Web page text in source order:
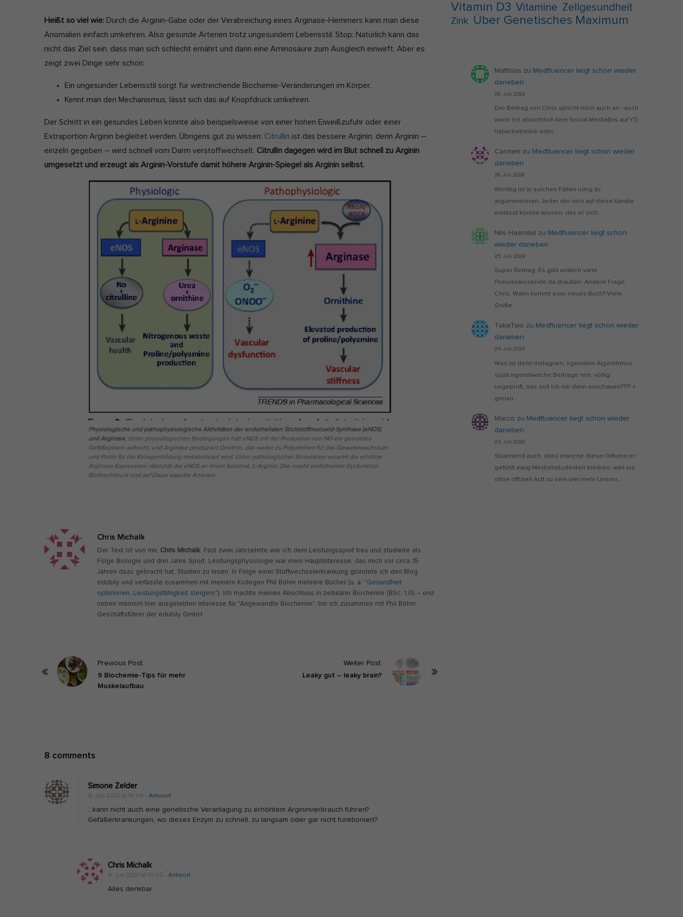
Heißt so viel wie: Durch die Arginin-Gabe oder der Verabreichung eines Arginase-Hemmers kann man diese
Anomalien einfach umkehren. Also gesunde Arterien trotz ungesundem Lebensstil. Stop: Natürlich kann das
nicht das Ziel sein, dass man sich schlecht ernährt und dann eine Aminosäure zum Ausgleich einwirft. Aber es
zeigt zwei Dinge sehr schön:
Ein ungesunder Lebensstil sorgt für weitreichende Biochemie-Veränderungen im Körper.
Kennt man den Mechanismus, lässt sich das auf Knopfdruck umkehren.
Der Schritt in ein gesundes Leben könnte also beispielsweise von einer hohen Eiweißzufuhr oder einer
Extraportion Arginin begleitet werden. Übrigens gut zu wissen: Citrullin ist das bessere Arginin, denn Arginin –
einzeln gegeben – wird schnell vom Darm verstoffwechselt. Citrullin dagegen wird im Blut schnell zu Arginin
umgesetzt und erzeugt als Arginin-Vorstufe damit höhere Arginin-Spiegel als Arginin selbst.
Physiologische und pathophysiologische Aktivitäten der endothelialen Stickstoffmonoxid-Synthase (eNOS)
und Arginase. Unter physiologischen Bedingungen hält eNOS mit der Produktion von NO ein gesundes
Gefäßsystem aufrecht, und Arginase produziert Ornithin, das weiter zu Polyaminen für das Gewebewachstum
und Prolin für die Kollagenbildung metabolisiert wird. Unter pathologischer Stimulation verarmt die erhöhte
Arginase-Expression/-Aktivität die eNOS an ihrem Substrat, L-Arginin. Das macht endotheliale Dysfunktion,
Bluthochdruck und auf Dauer kaputte Arterien.
Chris Michalk
Der Text ist von mir, Chris Michalk . Fast zwei Jahrzehnte war ich dem Leistungssport treu und studierte als
Folge Biologie und drei Jahre Sport. Leistungsphysiologie war mein Hauptinteresse, das mich vor circa 15
Jahren dazu gebracht hat, Studien zu lesen. In Folge einer Stoffwechselerkrankung gründete ich den Blog
edubily und verfasste zusammen mit meinem Kollegen Phil Böhm mehrere Bücher (u. a. "Gesundheit
optimieren, Leistungsfähigkeit steigern"). Ich machte meinen Abschluss in zellulärer Biochemie (BSc, 1,0) – und
neben meinem hier ausgelebten Interesse für "Angewandte Biochemie", bin ich zusammen mit Phil Böhm
Geschäftsführer der edubily GmbH.
Previous Post:
9 Biochemie-Tips für mehr
Muskelaufbau
Weiter Post:
Leaky gut – leaky brain?
8 comments
W
i
e
A
i
n
Simone Zelder
8. Juli 2021 at 16:06 - Antwort
…kann nicht auch eine genetische Veranlagung zu erhöhtem Argininverbrauch führen?
Gefäßerkrankungen, wo dieses Enzym zu schnell, zu langsam oder gar nicht funktioniert?
Chris Michalk
9. Juli 2021 at 10:02 - Antwort
Alles denkbar
Vitamin D3 Vitamine Zellgesundheit
Zink Über Genetisches Maximum
Matthias zu Medfluencer liegt schon wieder
daneben
28. Juli 2026
Der Beitrag von Chris spricht mich auch an - auch
wenn ich absichtlich kein Social Media(bis auf YT)
habe/betreibe oder…
Carmen zu Medfluencer liegt schon wieder
daneben
26. Juli 2026
Wichtig ist in solchen Fällen ruhig zu
argumentieren. Jeder der sich auf diese Kanäle
einlässt könnte wissen, das er sich…
Nils Haendel zu Medfluencer liegt schon
wieder daneben
25. Juli 2026
Super Beitrag. Es gibt wirklich viele
Pseudowissende da draußen. Andere Frage,
Chris. Wann kommt euer neues Buch? Viele
Grüße
TakeTwo zu Medfluencer liegt schon wieder
daneben
24. Juli 2026
Was ist denn Instagram, irgendein Algorithmus
spült irgendwelche Beiträge rein, völlig
ungeprüft, das soll ich mir dann anschauen???? +
genau…
Marco zu Medfluencer liegt schon wieder
daneben
24. Juli 2026
Spannend auch, dass manche dieser Influencer
gefühlt ewig Medizinstudenten bleiben, weil sie
ohne offiziell Arzt zu sein viel mehr Unsinn…